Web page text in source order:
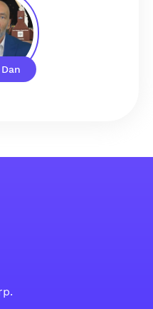
Facebook
dell'account Tweeter
social dell'account